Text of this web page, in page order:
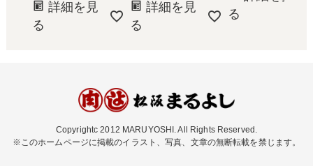
詳細を見
る
詳細を見
る
る
Copyrightc 2012 MARUYOSHI. All Rights Reserved.
※このホームページに掲載のイラスト、写真、文章の無断転載を禁じます。